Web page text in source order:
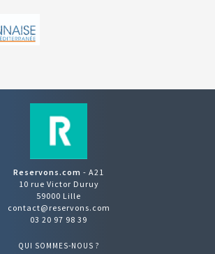
Reservons.com - A21
10 rue Victor Duruy
59000 Lille
contact@reservons.com
03 20 97 98 39
QUI SOMMES-NOUS ?